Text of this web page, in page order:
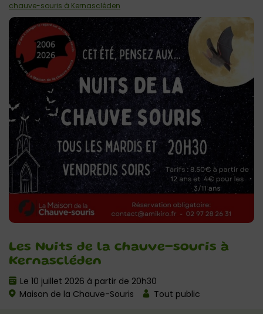
Les Nuits de la chauve-souris à
Kernascléden
Le 10 juillet 2026 à partir de 20h30
Maison de la Chauve-Souris
Tout public
chauve-souris à Kernascléden